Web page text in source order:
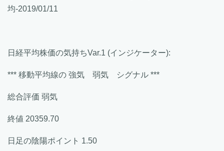
均-2019/01/11
日経平均株価の気持ちVar.1 (インジケーター):
*** 移動平均線の 強気 弱気 シグナル ***
総合評価 弱気
終値 20359.70
日足の陰陽ポイント 1.50